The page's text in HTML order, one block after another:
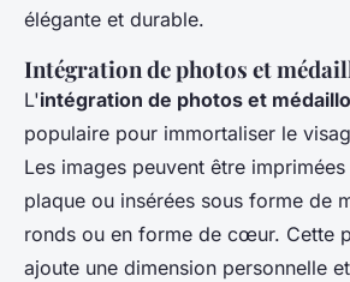
élégante et durable.
Intégration de photos et
L'intégration de photos et
populaire pour immortaliser le
Les images peuvent être
plaque ou insérées sous forme de
ronds ou en forme de cœur. Cette
ajoute une dimension personnelle